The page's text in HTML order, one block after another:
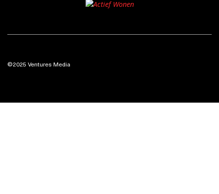
©2025 Ventures Media